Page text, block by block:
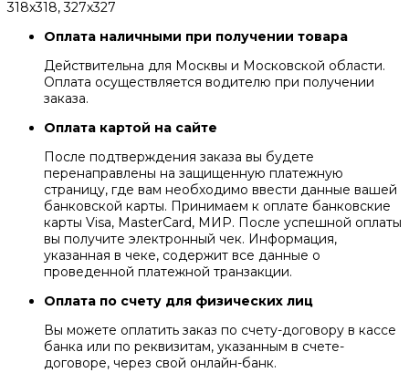
318x318, 327x327
Оплата наличными при получении товара
Действительна для Москвы и Московской области.
Оплата осуществляется водителю при получении
заказа.
Оплата картой на сайте
После подтверждения заказа вы будете
перенаправлены на защищенную платежную
страницу, где вам необходимо ввести данные вашей
банковской карты. Принимаем к оплате банковские
карты Visa, MasterCard, МИР. После успешной оплаты
вы получите электронный чек. Информация,
указанная в чеке, содержит все данные о
проведенной платежной транзакции.
Оплата по счету для физических лиц
Вы можете оплатить заказ по счету-договору в кассе
банка или по реквизитам, указанным в счете-
договоре, через свой онлайн-банк.